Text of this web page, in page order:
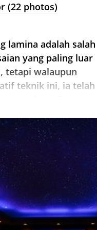
(22 photos)
lamina adalah salah
yang paling luar
tetapi walaupun
teknik ini, ia telah
bandar atau ...